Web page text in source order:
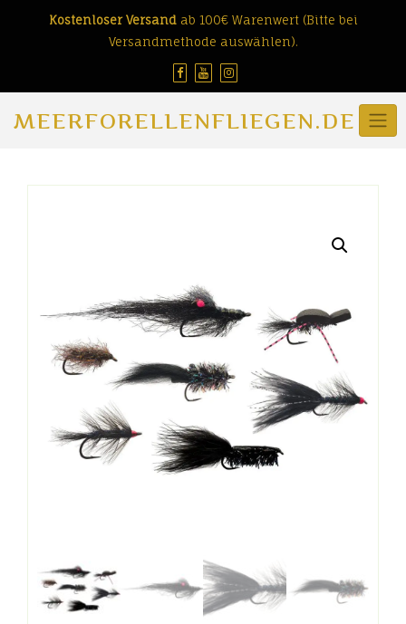
Kostenloser Versandab 100€ Warenwert (Bitte bei
Versandmethode auswählen).
MEERFORELLENFLIEGEN.DE